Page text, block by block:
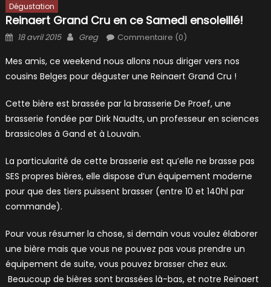
Dégustation
Reinaert Grand Cru en ce Samedi ensoleillé!
Posted
18 avril 2015 Author
Greg Commentaire (0)
Mes amis, ce weekend nous allons nous diriger vers nos
cousins Belges pour déguster une Reinaert Grand Cru !
Cette bière est brassée par la brasserie De Proef, une
brasserie fondée par Dirk Naudts, un professeur en sciences
brassicoles à Gand et à Louvain.
La particularité de cette brasserie est qu’elle ne brasse pas
SES propres bières, elle dispose d’un équipement moderne
pour que des tiers puissent brasser (entre 10 et 140hl par
commande).
Pour vous résumer la chose, si demain vous voulez élaborer
une bière mais que vous ne pouvez pas vous prendre un
équipement de suite, vous pouvez brasser chez eux.
Beaucoup de bières sont brassées là-bas, et notre Reinaert